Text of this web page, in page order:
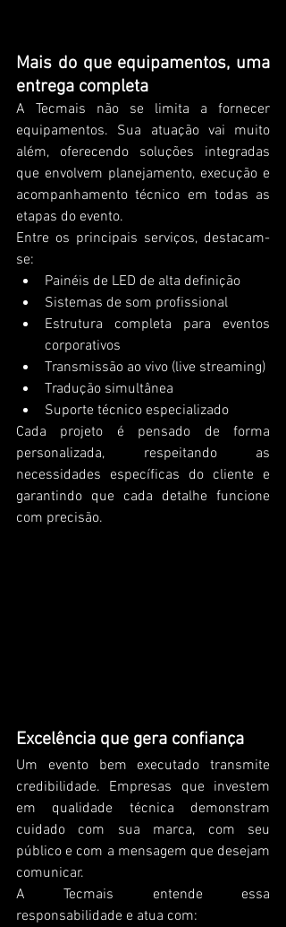
Mais do que equipamentos, uma
entrega completa
A Tecmais não se limita a fornecer
equipamentos. Sua atuação vai muito
além, oferecendo soluções integradas
que envolvem planejamento, execução e
acompanhamento técnico em todas as
etapas do evento.
Entre os principais serviços, destacam-
se:
Painéis de LED de alta definição
Sistemas de som profissional
Estrutura completa para eventos
corporativos
Transmissão ao vivo (live streaming)
Tradução simultânea
Suporte técnico especializado
Cada projeto é pensado de forma
personalizada, respeitando as
necessidades específicas do cliente e
garantindo que cada detalhe funcione
com precisão.
Excelência que gera confiança
Um evento bem executado transmite
credibilidade. Empresas que investem
em qualidade técnica demonstram
cuidado com sua marca, com seu
público e com a mensagem que desejam
comunicar.
A Tecmais entende essa
responsabilidade e atua com: